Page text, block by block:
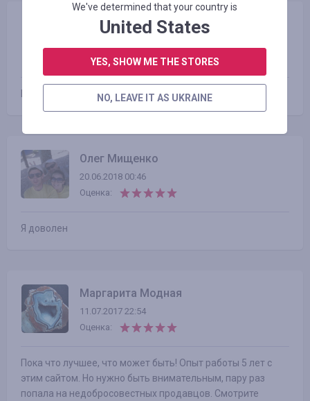
Vitaliy Slobodyanik
Оценка:
Олег Мищенко
20.06.2018 00:46
Оценка:
Я доволен
Маргарита Модная
11.07.2017 22:54
Оценка:
Пока что лучшее, что может быть! Опыт работы 5 лет с
этим сайтом. Но нужно быть внимательным, пару раз
попала на недобросовестных продавцов. Смотрите
We've determined that your country is
United States
YES, SHOW ME THE STORES
NO, LEAVE IT AS UKRAINE